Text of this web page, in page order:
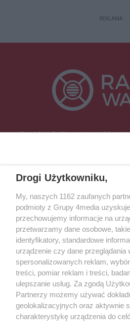
REKLAMA
Specjalnie dla Was postanowiliśmy
Śrem, Jarocin, Gniezno,
Kontakt Reklama
Regulamin serwisu i
Regulamin konkursów
Przetwarzanie
Zapisz się do
Dołącz do grona ludzi
Zapisz się »
Drogi Użytkowniku,
My, naszych 1162 zaufanych
podmioty z Grupy 4media
przechowujemy informacje na
przetwarzamy dane osobowe,
identyfikatory, standardowe
urządzenie czy dane przeglądania
spersonalizowanych reklam,
treści, pomiar reklam i treści,
ulepszanie usług. Za zgodą
Partnerzy możemy używać
geolokalizacyjnych oraz aktywnie
charakterystykę urządzenia do